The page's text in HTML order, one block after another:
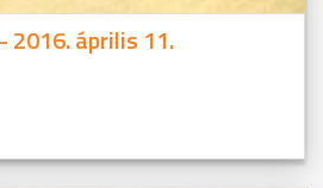
2016. április 11.